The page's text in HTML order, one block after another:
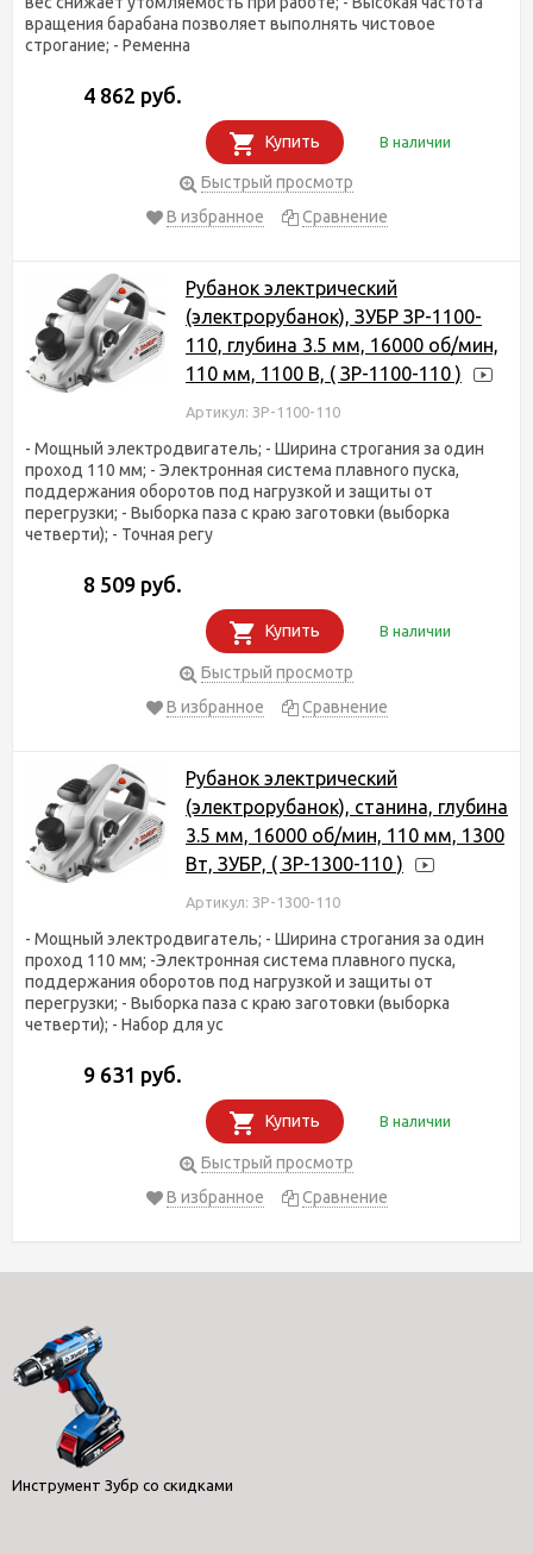
вращения барабана позволяет выполнять чистовое
строгание; - Ременна
4 862 руб.
Купить В наличии
Быстрый просмотр
В избранное
Сравнение
Рубанок электрический
(электрорубанок), ЗУБР ЗР-1100-
110, глубина 3.5 мм, 16000 об/мин,
110 мм, 1100 В, ( ЗР-1100-110 )
Артикул: ЗР-1100-110
- Мощный электродвигатель; - Ширина строгания за один
проход 110 мм; - Электронная система плавного пуска,
поддержания оборотов под нагрузкой и защиты от
перегрузки; - Выборка паза с краю заготовки (выборка
четверти); - Точная регу
8 509 руб.
Купить В наличии
Быстрый просмотр
В избранное
Сравнение
Рубанок электрический
(электрорубанок), станина, глубина
3.5 мм, 16000 об/мин, 110 мм, 1300
Вт, ЗУБР, ( ЗР-1300-110 )
Артикул: ЗР-1300-110
- Мощный электродвигатель; - Ширина строгания за один
проход 110 мм; -Электронная система плавного пуска,
поддержания оборотов под нагрузкой и защиты от
перегрузки; - Выборка паза с краю заготовки (выборка
четверти); - Набор для ус
9 631 руб.
Купить В наличии
Быстрый просмотр
В избранное
Сравнение
Инструмент Зубр со скидками